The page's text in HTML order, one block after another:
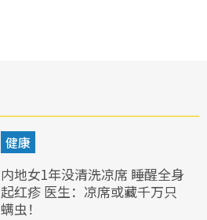
健康
内地女1年没清洗凉席 睡醒全身
起红疹 医生：凉席或藏千万只
螨虫！